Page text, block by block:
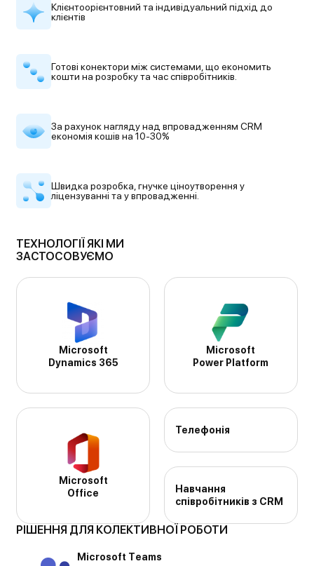
Клієнтоорієнтовний та індивідуальний підхід до
клієнтів
Готові конектори між системами,що економить
кошти на розробкута час співробітників.
За рахунок нагляду надвпровадженням CRM
економія кошів на 10-30%
Швидка розробка, гнучкеціноутворення у
ліцензуванні та у впровадженні.
ТЕХНОЛОГІЇ ЯКІ МИ
ЗАСТОСОВУЄМО
Microsoft
Dynamics 365
Microsoft
Power Platform
Microsoft
Office
Телефонія
Навчання
співробітників з CRM
РІШЕННЯ ДЛЯ КОЛЕКТИВНОЇ РОБОТИ
Мicrosoft Тeams